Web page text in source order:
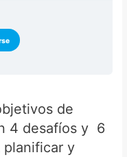
de
4 desafíos y 6
planificar y